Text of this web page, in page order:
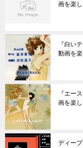
画を楽
『白い
動画を楽
『エー
画を楽し
ディー